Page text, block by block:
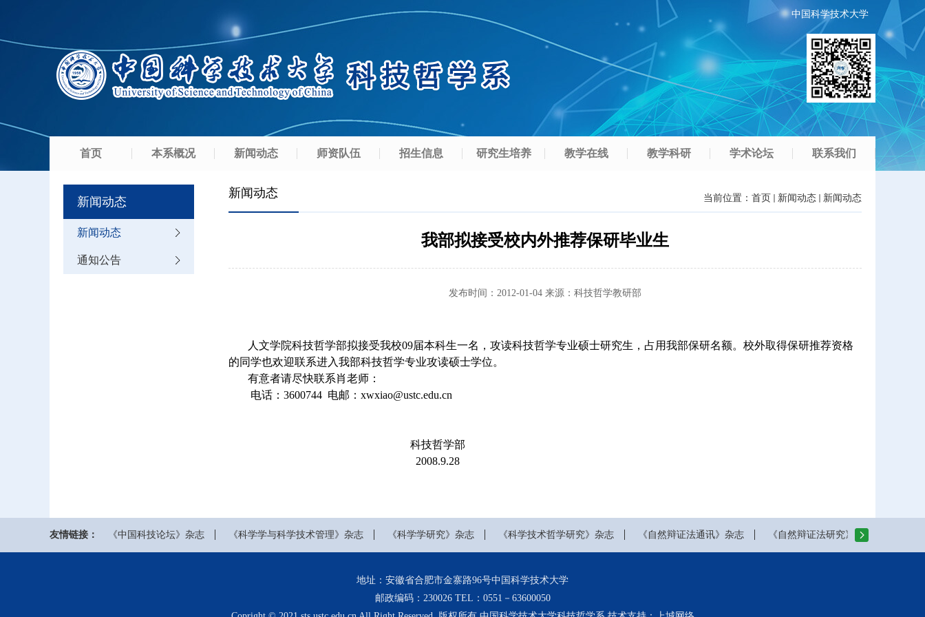
中国科学技术大学
首页 本系概况 新闻动态 师资队伍 招生信息 研究生培养 教学在线 教学科研 学术论坛 联系我们
新闻动态
新闻动态
通知公告
新闻动态 当前位置： 首页 新闻动态 新闻动态
我部拟接受校内外推荐保研毕业生
发布时间： 2012-01-04 来源： 科技哲学教研部
人文学院科技哲学部拟接受我校09届本科生一名，攻读科技哲学专业硕士研究生，占用我部保研名额。校外取得保研推荐资格
的同学也欢迎联系进入我部科技哲学专业攻读硕士学位。
有意者请尽快联系肖老师：
电话：3600744 电邮：xwxiao@ustc.edu.cn
科技哲学部
2008.9.28
友情链接： 《中国科技论坛》杂志 《科学学与科学技术管理》杂志 《科学学研究》杂志 《科学技术哲学研究》杂志 《自然辩证法通讯》杂志 《自然辩证法研究》杂志
地址：安徽省合肥市金寨路96号中国科学技术大学
邮政编码：230026 TEL：0551－63600050